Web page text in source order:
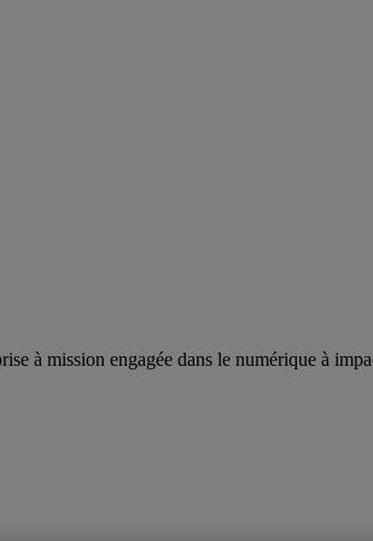
à mission engagée dans le numérique à